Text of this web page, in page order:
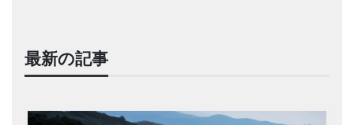
最新の記事